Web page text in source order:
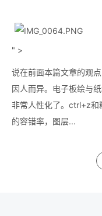
" >
说在前面本篇文章的观
因人而异。电子板绘与
非常人性化了。ctrl+z和
的容错率，图层...